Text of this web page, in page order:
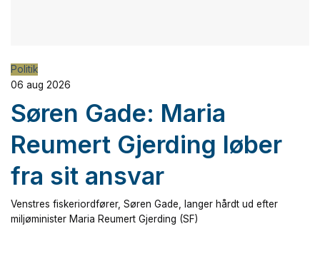
Politik
06 aug 2026
Søren Gade: Maria
Reumert Gjerding løber
fra sit ansvar
Venstres fiskeriordfører, Søren Gade, langer hårdt ud efter
miljøminister Maria Reumert Gjerding (SF)